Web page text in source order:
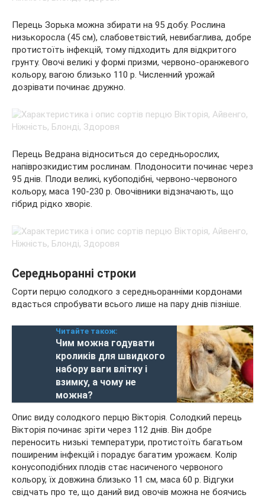
Перець Зорька можна збирати на 95 добу. Рослина
низькоросла (45 см), слабоветвістий, невибаглива, добре
протистоїть інфекцій, тому підходить для відкритого
грунту. Овочі великі у формі призми, червоно-оранжевого
кольору, вагою близько 110 р. Численний урожай
дозрівати починає дружно.
Перець Ведрана відноситься до середньорослих,
напіврозкидистим рослинам. Плодоносити починає через
95 днів. Плоди великі, кубоподібні, червоно-червоного
кольору, маса 190-230 р. Овочівники відзначають, що
гібрид рідко хворіє.
Середньоранні строки
Сорти перцю солодкого з середньоранніми кордонами
вдасться спробувати всього лише на пару днів пізніше.
Читайте також:
Чим можна годувати
кроликів для швидкого
набору ваги влітку і
взимку, а чому не
можна?
Опис виду солодкого перцю Вікторія. Солодкий перець
Вікторія починає зріти через 112 днів. Він добре
переносить низькі температури, протистоїть багатьом
поширеним інфекцій і порадує багатим урожаєм. Колір
конусоподібних плодів стає насиченого червоного
кольору, їх довжина близько 11 см, маса 60 р. Відгуки
свідчать про те, що даний вид овочів можна не боячись